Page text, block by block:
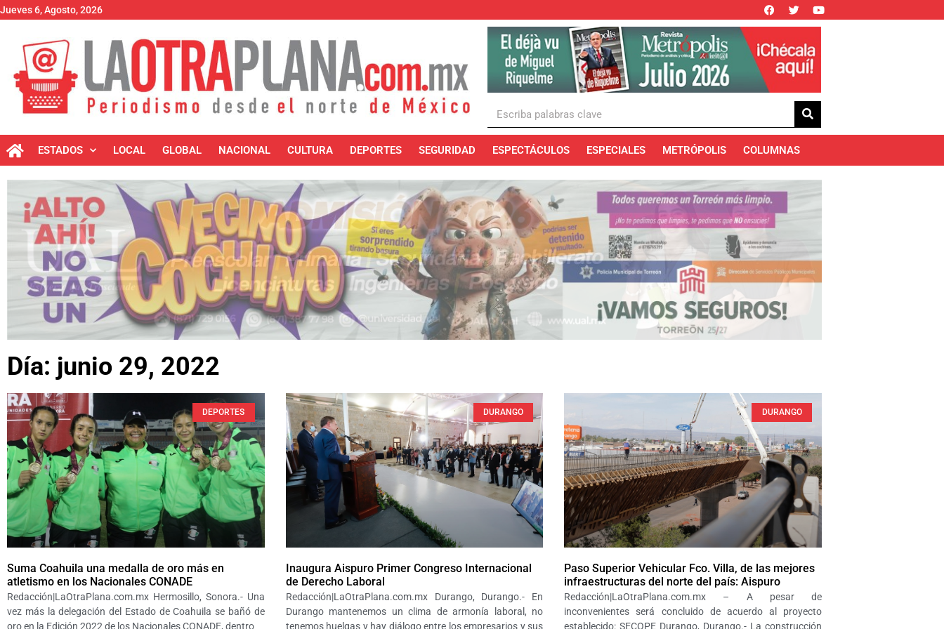
Jueves 6, Agosto, 2026
ESTADOS LOCAL GLOBAL NACIONAL CULTURA DEPORTES SEGURIDAD ESPECTÁCULOS ESPECIALES METRÓPOLIS COLUMNAS
Día: junio 29, 2022
DEPORTES
Suma Coahuila una medalla de oro más en
atletismo en los Nacionales CONADE
Redacción|LaOtraPlana.com.mx Hermosillo, Sonora.- Una
vez más la delegación del Estado de Coahuila se bañó de
oro en la Edición 2022 de los Nacionales CONADE, dentro
DURANGO
Inaugura Aispuro Primer Congreso Internacional
de Derecho Laboral
Redacción|LaOtraPlana.com.mx Durango, Durango.- En
Durango mantenemos un clima de armonía laboral, no
tenemos huelgas y hay diálogo entre los empresarios y sus
DURANGO
Paso Superior Vehicular Fco. Villa, de las mejores
infraestructuras del norte del país: Aispuro
Redacción|LaOtraPlana.com.mx – A pesar de
inconvenientes será concluido de acuerdo al proyecto
establecido: SECOPE Durango, Durango.- La construcción